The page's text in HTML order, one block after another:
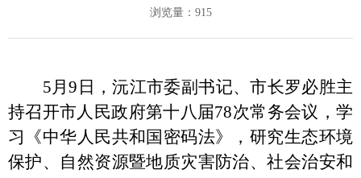
浏览量： 915
5月9日，沅江市委副书记、市长罗必胜主
持召开市人民政府第十八届78次常务会议，学
习《中华人民共和国密码法》，研究生态环境
保护、自然资源暨地质灾害防治、社会治安和